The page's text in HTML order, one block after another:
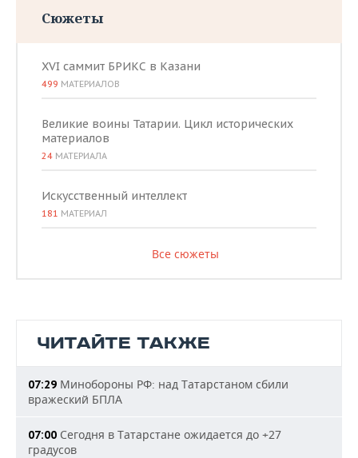
Сюжеты
XVI саммит БРИКС в Казани
499 МАТЕРИАЛОВ
Великие воины Татарии. Цикл исторических
материалов
24 МАТЕРИАЛА
Искусственный интеллект
181 МАТЕРИАЛ
Все сюжеты
ЧИТАЙТЕ ТАКЖЕ
07:29 Минобороны РФ: над Татарстаном сбили
вражеский БПЛА
07:00 Сегодня в Татарстане ожидается до +27
градусов